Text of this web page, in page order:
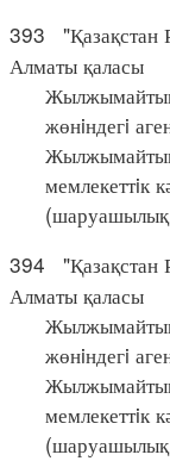
393 "Қазақстан
Алматы қаласы
Жылжымайтын
жөнiндегi
Жылжымайтын
мемлекеттiк
(шаруашылық
394 "Қазақстан
Алматы қаласы
Жылжымайтын
жөнiндегi
Жылжымайтын
мемлекеттiк
(шаруашылық